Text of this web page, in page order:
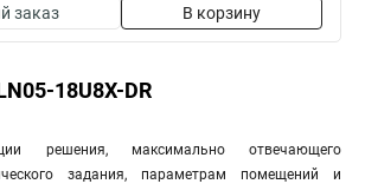
заказ В корзину
18U8X-DR
решения, максимально отвечающего
задания, параметрам помещений и